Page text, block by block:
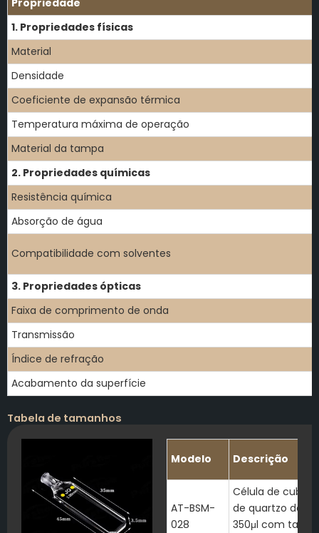
Propriedade
1. Propriedades físicas
Material
Densidade
Coeficiente de expansão térmica
Temperatura máxima de operação
Material da tampa
2. Propriedades químicas
Resistência química
Absorção de água
Compatibilidade com solventes
3. Propriedades ópticas
Faixa de comprimento de onda
Transmissão
Índice de refração
Acabamento da superfície
Tabela de tamanhos
Modelo Descrição
AT-BSM-
028
Célula de cubeta
de quartzo de
350μl com